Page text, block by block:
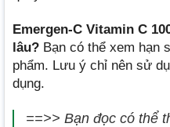
Emergen-C Vitamin C
lâu? Bạn có thể xem hạn
phẩm. Lưu ý chỉ nên sử
dụng.
==>> Bạn đọc có thể